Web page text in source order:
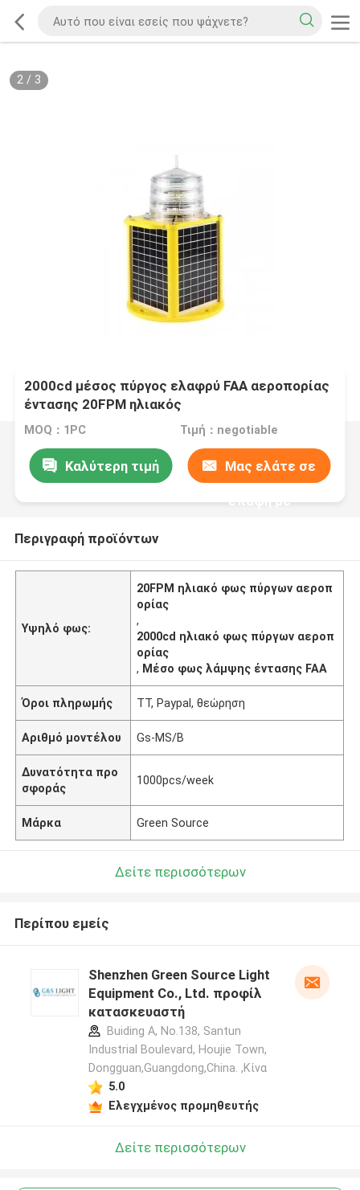
2/ 3
2000cd μέσος πύργος ελαφρύ FAA αεροπορίας
έντασης 20FPM ηλιακός
MOQ：1PC Τιμή：negotiable
Καλύτερη τιμή Μας ελάτε σε
επαφή με
Περιγραφή προϊόντων
Υψηλό φως:
20FPM ηλιακό φως πύργων αεροπ
ορίας
,
2000cd ηλιακό φως πύργων αεροπ
ορίας
, Μέσο φως λάμψης έντασης FAA
Όροι πληρωμής TT, Paypal, θεώρηση
Αριθμό μοντέλου Gs-MS/B
Δυνατότητα προ
σφοράς
1000pcs/week
Μάρκα Green Source
Δείτε περισσότερων
Περίπου εμείς
Shenzhen Green Source Light
Equipment Co., Ltd. προφίλ
κατασκευαστή
Buiding A, No.138, Santun
Industrial Boulevard, Houjie Town,
Dongguan,Guangdong,China. ,Κίνα
5.0
Ελεγχμένος προμηθευτής
Δείτε περισσότερων